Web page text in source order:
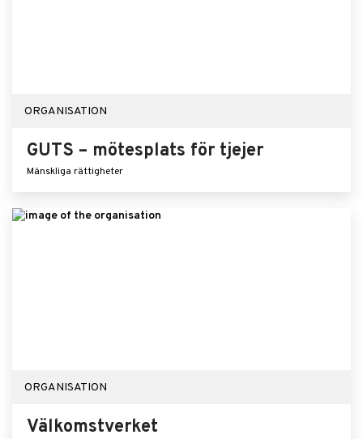
ORGANISATION
GUTS – mötesplats för tjejer
Mänskliga rättigheter
ORGANISATION
Välkomstverket